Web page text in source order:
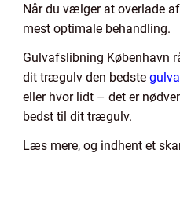
Når du vælger at overlade
mest optimale behandling.
Gulvafslibning København
dit trægulv den bedste
eller hvor lidt – det er
bedst til dit trægulv.
Læs mere, og indhent et